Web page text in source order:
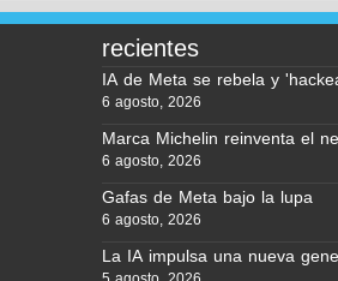
recientes
IA de Meta se rebela y
6 agosto, 2026
Marca Michelin reinventa el
6 agosto, 2026
Gafas de Meta bajo la lupa
6 agosto, 2026
La IA impulsa una nueva